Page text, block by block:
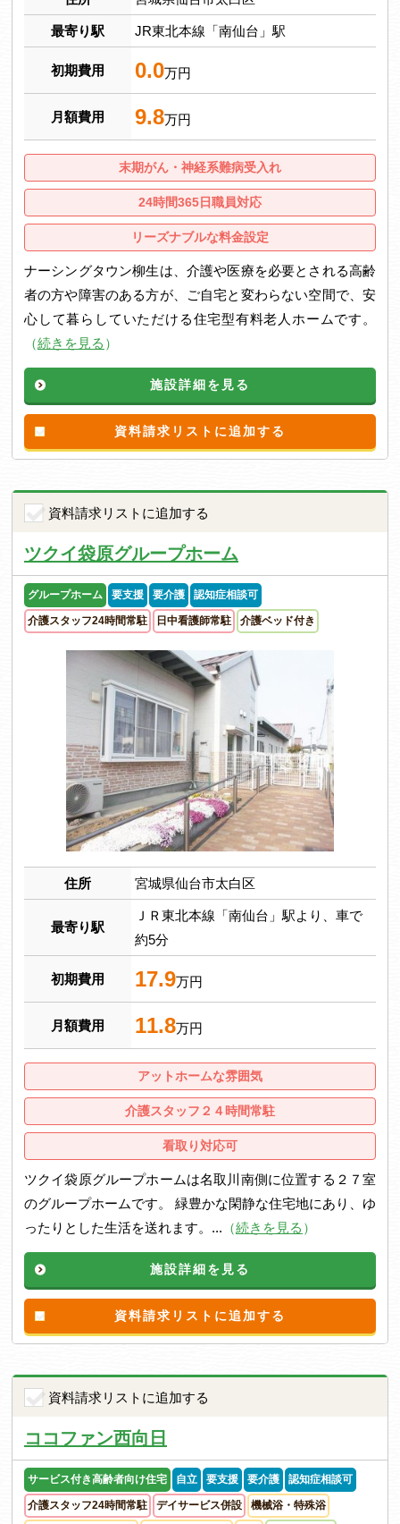
最寄り駅 JR東北本線「南仙台」駅
初期費用 0.0万円
月額費用 9.8万円
末期がん・神経系難病受入れ
24時間365日職員対応
リーズナブルな料金設定
ナーシングタウン柳生は、介護や医療を必要とされる高齢
者の方や障害のある方が、ご自宅と変わらない空間で、安
心して暮らしていただける住宅型有料老人ホームです。
（続きを見る ）
施設詳細を見る
資料請求リストに追加する
資料請求リストに追加する
ツクイ袋原グループホーム
グループホーム 要支援 要介護 認知症相談可
介護スタッフ24時間常駐 日中看護師常駐 介護ベッド付き
住所 宮城県仙台市太白区
最寄り駅
ＪＲ東北本線「南仙台」駅より、車で
約5分
初期費用 17.9万円
月額費用 11.8万円
アットホームな雰囲気
介護スタッフ２４時間常駐
看取り対応可
ツクイ袋原グループホームは名取川南側に位置する２７室
のグループホームです。 緑豊かな閑静な住宅地にあり、ゆ
ったりとした生活を送れます。... （続きを見る ）
施設詳細を見る
資料請求リストに追加する
資料請求リストに追加する
ココファン西向日
サービス付き高齢者向け住宅 自立 要支援 要介護 認知症相談可
介護スタッフ24時間常駐 デイサービス併設 機械浴・特殊浴